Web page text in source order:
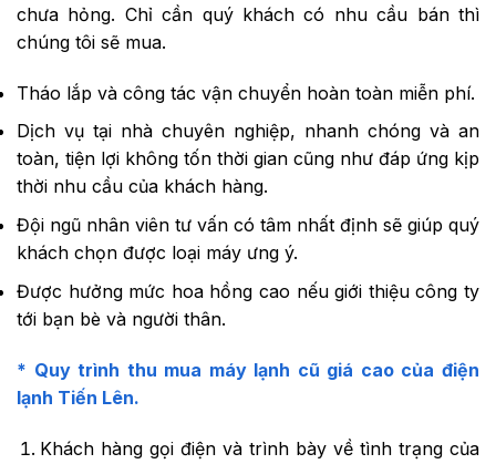
chưa hỏng. Chỉ cần quý khách có nhu cầu bán thì
chúng tôi sẽ mua.
Tháo lắp và công tác vận chuyển hoàn toàn miễn phí.
Dịch vụ tại nhà chuyên nghiệp, nhanh chóng và an
toàn, tiện lợi không tốn thời gian cũng như đáp ứng kịp
thời nhu cầu của khách hàng.
Đội ngũ nhân viên tư vấn có tâm nhất định sẽ giúp quý
khách chọn được loại máy ưng ý.
Được hưởng mức hoa hồng cao nếu giới thiệu công ty
tới bạn bè và người thân.
* Quy trình thu mua máy lạnh cũ giá cao của điện
lạnh Tiến Lên.
Khách hàng gọi điện và trình bày về tình trạng của